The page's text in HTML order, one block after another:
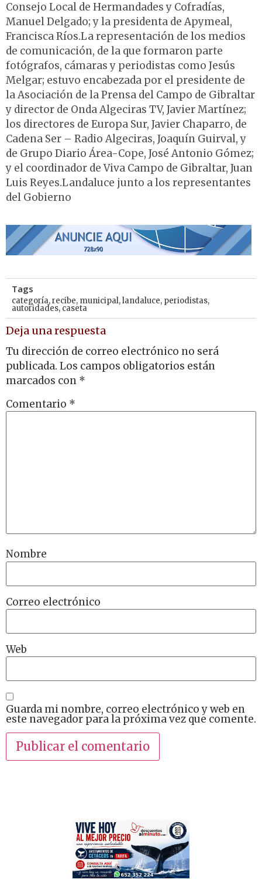
Consejo Local de Hermandades y Cofradías,
Manuel Delgado; y la presidenta de Apymeal,
Francisca Ríos.La representación de los medios
de comunicación, de la que formaron parte
fotógrafos, cámaras y periodistas como Jesús
Melgar; estuvo encabezada por el presidente de
la Asociación de la Prensa del Campo de Gibraltar
y director de Onda Algeciras TV, Javier Martínez;
los directores de Europa Sur, Javier Chaparro, de
Cadena Ser – Radio Algeciras, Joaquín Guirval, y
de Grupo Diario Área-Cope, José Antonio Gómez;
y el coordinador de Viva Campo de Gibraltar, Juan
Luis Reyes.Landaluce junto a los representantes
del Gobierno
Tags
categoría,recibe, municipal,landaluce, periodistas,
autoridades, caseta
Deja una respuesta
Tu dirección de correo electrónico no será
publicada. Los campos obligatorios están
marcados con *
Comentario *
Nombre
Correo electrónico
Web
Guarda mi nombre, correo electrónico y web en
este navegador para la próxima vez que comente.